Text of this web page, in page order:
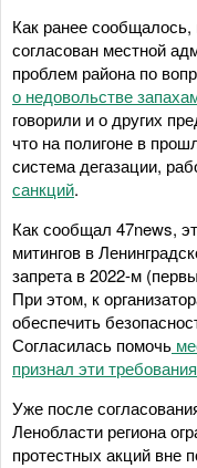
Как ранее сообщалось,
согласован местной
проблем района по
о недовольстве
говорили и о других
что на полигоне в
система дегазации,
санкций.
Как сообщал 47news,
митингов в
запрета в 2022-м
При этом, к
обеспечить
Согласилась помочь
признал эти
Уже после
Ленобласти региона
протестных акций вне